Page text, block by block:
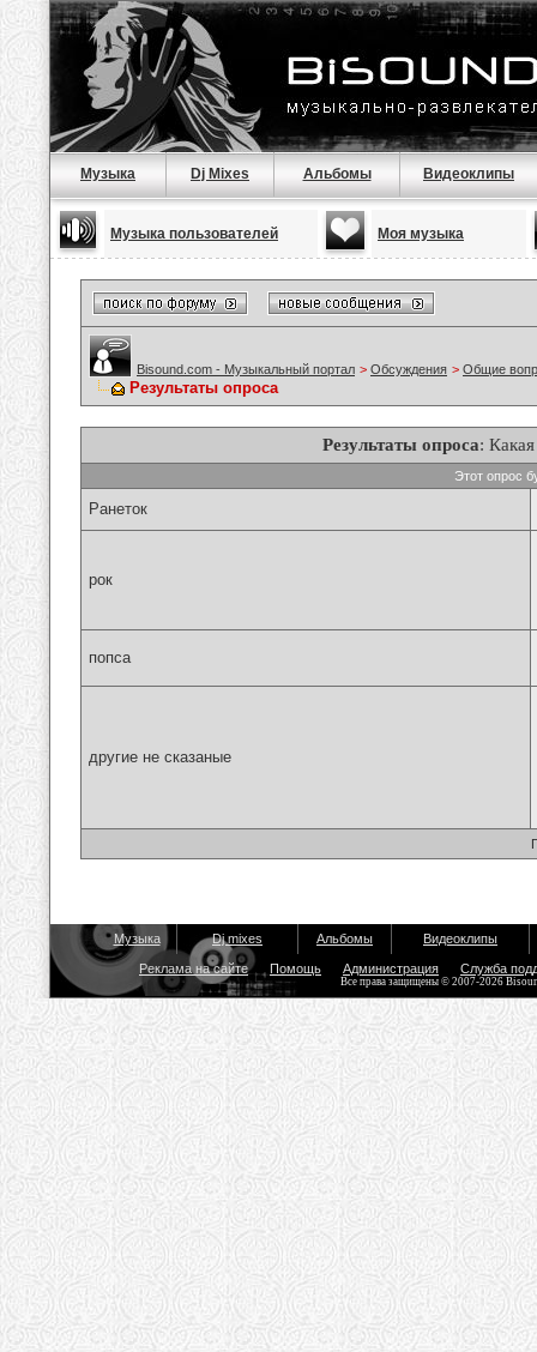
Музыка Dj Mixes Альбомы Видеоклипы
Музыка пользователей Моя музыка
Bisound.com - Музыкальный портал > Обсуждения > Общие
Результаты опроса
Результаты опроса:
Этот опрос
Ранеток
рок
попса
другие не сказаные
Музыка Dj mixes Альбомы Видеоклипы
Реклама на сайте Помощь Администрация Служба
Все права защищены © 2007-2026